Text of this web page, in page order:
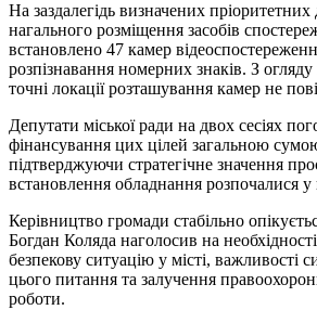
На заздалегідь визначених пріоритетних
нагального розміщення засобів
встановлено 47 камер
розпізнавання номерних знаків. З огляду
точні локації розташування камер не
Депутати міської ради на двох сесіях
фінансування цих цілей загальною
підтверджуючи стратегічне значення
встановлення обладнання розпочалися у
Керівництво громади стабільно
Богдан Коляда наголосив на
безпекову ситуацію у місті, важливості
цього питання та залучення
роботи.